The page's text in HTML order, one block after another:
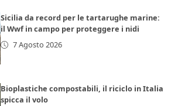
Sicilia da record per le tartarughe marine:
il Wwf in campo per proteggere i nidi
7 Agosto 2026
Bioplastiche compostabili, il riciclo in Italia
spicca il volo